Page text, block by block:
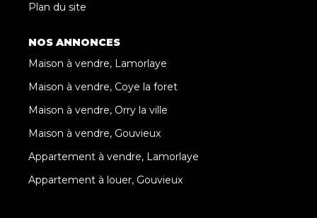
Plan du site
NOS ANNONCES
Maison à vendre, Lamorlaye
Maison à vendre, Coye la foret
Maison à vendre, Orry la ville
Maison à vendre, Gouvieux
Appartement à vendre, Lamorlaye
Appartement à louer, Gouvieux